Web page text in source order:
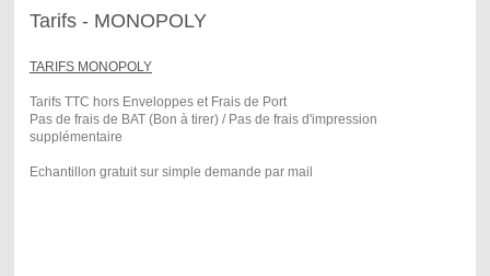
Tarifs - MONOPOLY
TARIFS MONOPOLY
Tarifs TTC hors Enveloppes et Frais de Port
Pas de frais de BAT (Bon à tirer) / Pas de frais d'impression
supplémentaire
Echantillon gratuit sur simple demande par mail